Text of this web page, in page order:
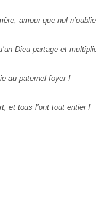
amour que nul
Dieu partage et
au paternel foyer !
et tous l’ont tout entier !